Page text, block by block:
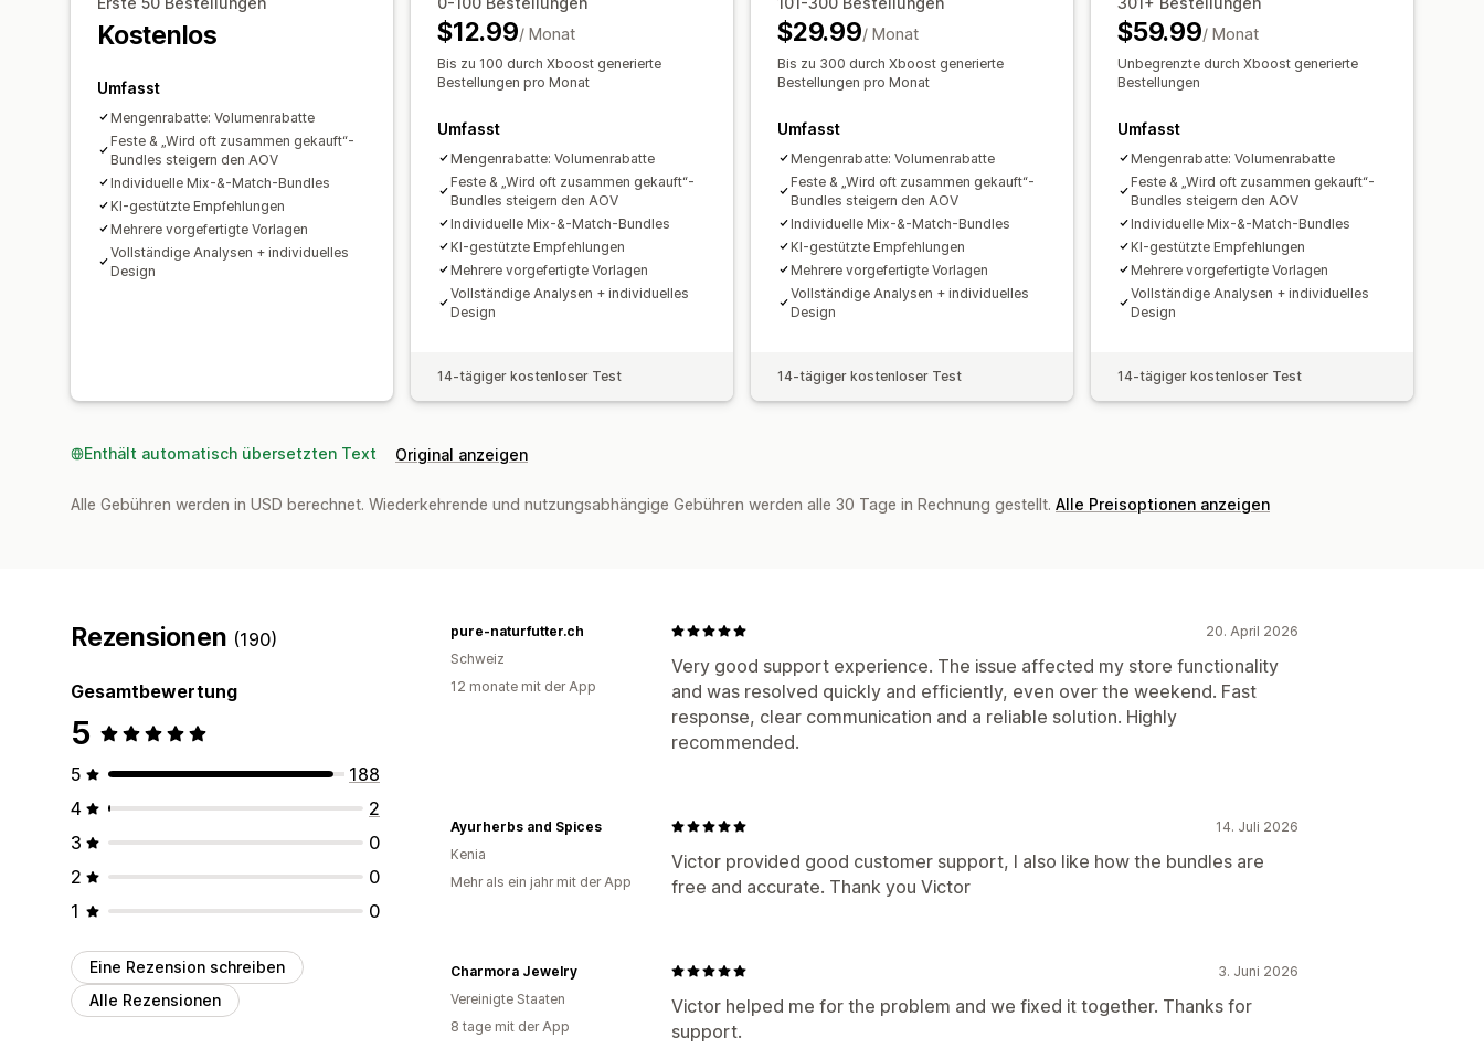
Mengenrabatte Pauschalrabatte Prozentuale Rabatte BOGO
Abonnements Massenpreise
Dynamische Preise
Individuelle Preise
Trigger und Regeln
Targeting
Segmentierung
Tagging Berichterstattung Analysen
Kostenlos
Umfasst
Mengenrabatte: Volumenrabatte
Feste & „Wird oft zusammen gekauft“-
Bundles steigern den AOV
Individuelle Mix-&-Match-Bundles
KI-gestützte Empfehlungen
Mehrere vorgefertigte Vorlagen
Vollständige Analysen + individuelles
Design
$12.99/ Monat
Bis zu 100 durch Xboost generierte
Bestellungen pro Monat
Umfasst
Mengenrabatte: Volumenrabatte
Feste & „Wird oft zusammen gekauft“-
Bundles steigern den AOV
Individuelle Mix-&-Match-Bundles
KI-gestützte Empfehlungen
Mehrere vorgefertigte Vorlagen
Vollständige Analysen + individuelles
Design
14-tägiger kostenloser Test
$29.99/ Monat
Bis zu 300 durch Xboost generierte
Bestellungen pro Monat
Umfasst
Mengenrabatte: Volumenrabatte
Feste & „Wird oft zusammen gekauft“-
Bundles steigern den AOV
Individuelle Mix-&-Match-Bundles
KI-gestützte Empfehlungen
Mehrere vorgefertigte Vorlagen
Vollständige Analysen + individuelles
Design
14-tägiger kostenloser Test
$59.99/ Monat
Unbegrenzte durch Xboost generierte
Bestellungen
Umfasst
Mengenrabatte: Volumenrabatte
Feste & „Wird oft zusammen gekauft“-
Bundles steigern den AOV
Individuelle Mix-&-Match-Bundles
KI-gestützte Empfehlungen
Mehrere vorgefertigte Vorlagen
Vollständige Analysen + individuelles
Design
14-tägiger kostenloser Test
Enthält automatisch übersetzten Text Original anzeigen
Alle Gebühren werden in USD berechnet. Wiederkehrende und nutzungsabhängige Gebühren werden alle 30 Tage in Rechnung gestellt. Alle Preisoptionen anzeigen
Rezensionen (190)
Gesamtbewertung
5
5
188
4
2
3
0
2
0
1
0
Eine Rezension schreiben
Alle Rezensionen
20. April 2026
Very good support experience. The issue affected my store functionality
and was resolved quickly and efficiently, even over the weekend. Fast
response, clear communication and a reliable solution. Highly
recommended.
pure-naturfutter.ch
Schweiz
12 monate mit der App
14. Juli 2026
Victor provided good customer support, I also like how the bundles are
free and accurate. Thank you Victor
Ayurherbs and Spices
Kenia
Mehr als ein jahr mit der App
3. Juni 2026
Victor helped me for the problem and we fixed it together. Thanks for
support.
Charmora Jewelry
Vereinigte Staaten
8 tage mit der App